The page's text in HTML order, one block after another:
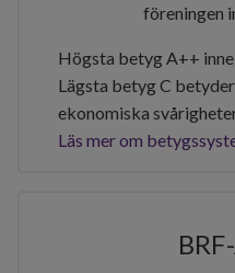
föreningen
Högsta betyg A++
Lägsta betyg C
ekonomiska
Läs mer om